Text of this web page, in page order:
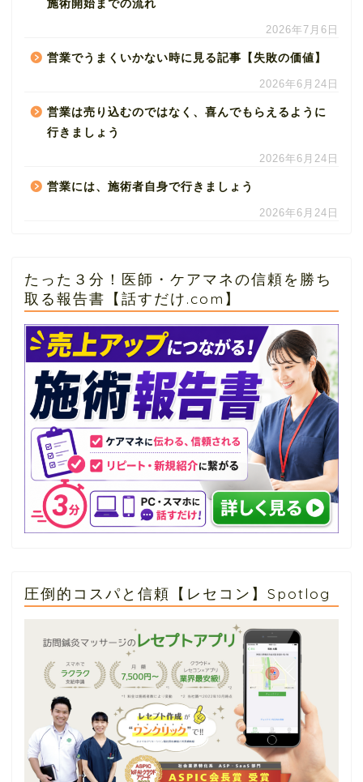
施術開始までの流れ
2026年7月6日
営業でうまくいかない時に見る記事【失敗の価値】
2026年6月24日
営業は売り込むのではなく、喜んでもらえるように
行きましょう
2026年6月24日
営業には、施術者自身で行きましょう
2026年6月24日
たった３分！医師・ケアマネの信頼を勝ち
取る報告書【話すだけ.com】
圧倒的コスパと信頼【レセコン】Spotlog